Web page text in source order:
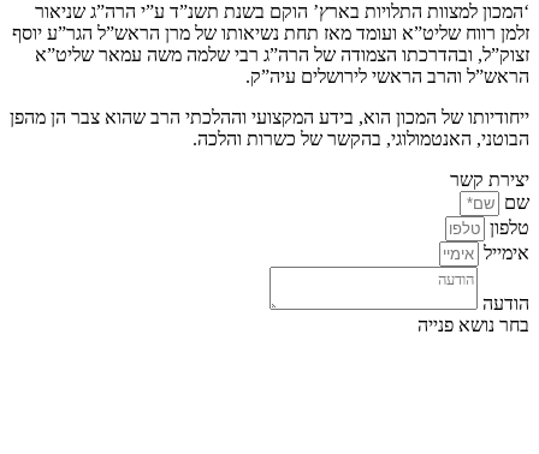
‘המכון למצוות התלויות בארץ’ הוקם בשנת תשנ”ד ע”י הרה”ג שניאור
זלמן רווח שליט”א ועומד מאז תחת נשיאותו של מרן הראש”ל הגר”ע יוסף
זצוק”ל, ובהדרכתו הצמודה של הרה”ג רבי שלמה משה עמאר שליט”א
הראש”ל והרב הראשי לירושלים עיה”ק.
ייחודיותו של המכון הוא, בידע המקצועי וההלכתי הרב שהוא צבר הן מהפן
הבוטני, האנטמולוגי, בהקשר של כשרות והלכה.
יצירת קשר
שם
טלפון
אימייל
הודעה
בחר נושא פנייה